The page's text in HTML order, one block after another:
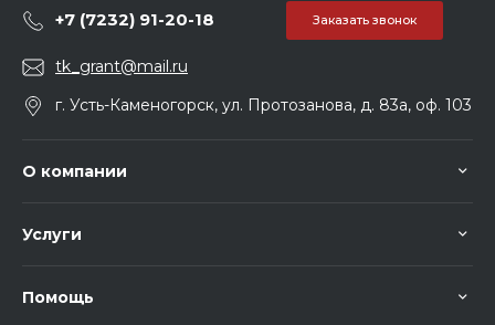
+7 (7232) 91-20-18 Заказать звонок
tk_grant@mail.ru
г. Усть-Каменогорск, ул. Протозанова, д. 83а, оф. 103
О компании
Услуги
Помощь